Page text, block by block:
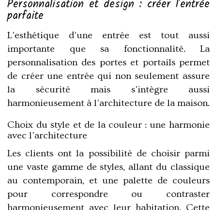
Personnalisation et design : créer l'entrée
parfaite
L'esthétique d'une entrée est tout aussi
importante que sa fonctionnalité. La
personnalisation des portes et portails permet
de créer une entrée qui non seulement assure
la sécurité mais s'intègre aussi
harmonieusement à l'architecture de la maison.
Choix du style et de la couleur : une harmonie
avec l'architecture
Les clients ont la possibilité de choisir parmi
une vaste gamme de styles, allant du classique
au contemporain, et une palette de couleurs
pour correspondre ou contraster
harmonieusement avec leur habitation. Cette